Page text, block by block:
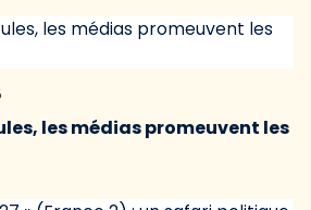
les médias promeuvent les